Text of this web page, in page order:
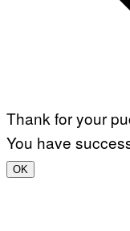
Thank for your
You have
OK